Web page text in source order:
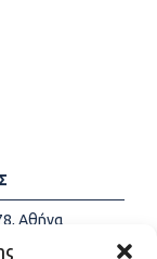
Αθήνα